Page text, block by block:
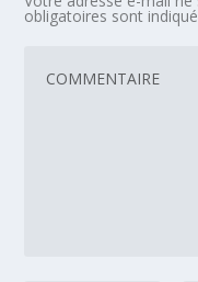
obligatoires sont